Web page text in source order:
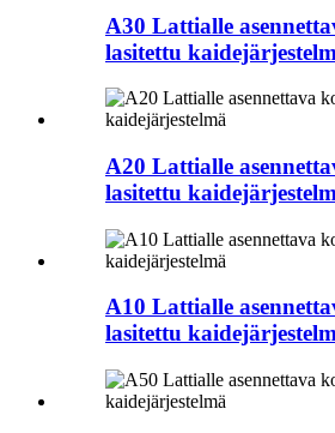
A30 Lattialle
lasitettu
A20 Lattialle
lasitettu
A10 Lattialle
lasitettu